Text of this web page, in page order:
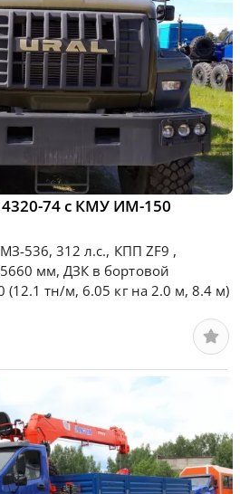
74 с КМУ ИМ-150
536, 312 л.с., КПП ZF9 ,
мм, ДЗК в бортовой
тн/м, 6.05 кг на 2.0 м, 8.4 м)